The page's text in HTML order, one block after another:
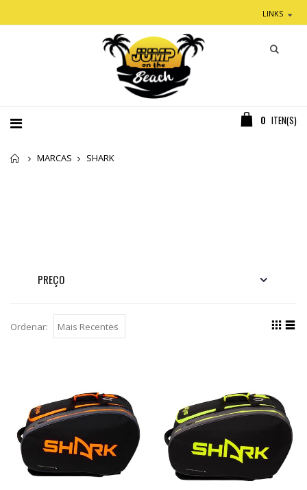
LINKS
0 ITEN(S)
Home
MARCAS SHARK
PREÇO
Ordenar: